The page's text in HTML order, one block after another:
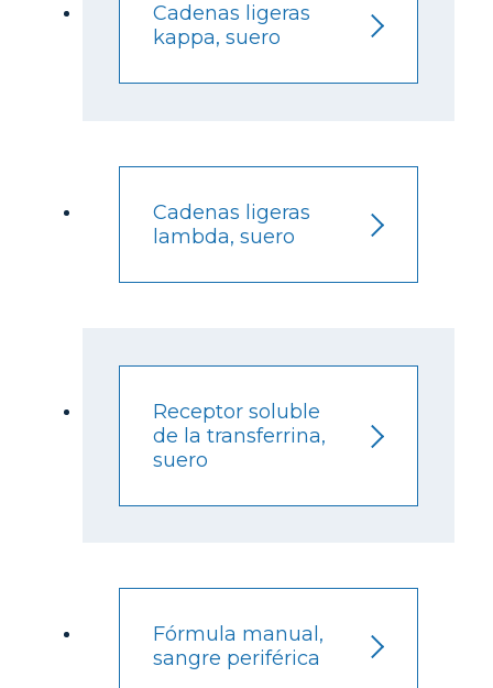
Cadenas ligeras
kappa, suero
Cadenas ligeras
lambda, suero
Receptor soluble
de la transferrina,
suero
Fórmula manual,
sangre periférica